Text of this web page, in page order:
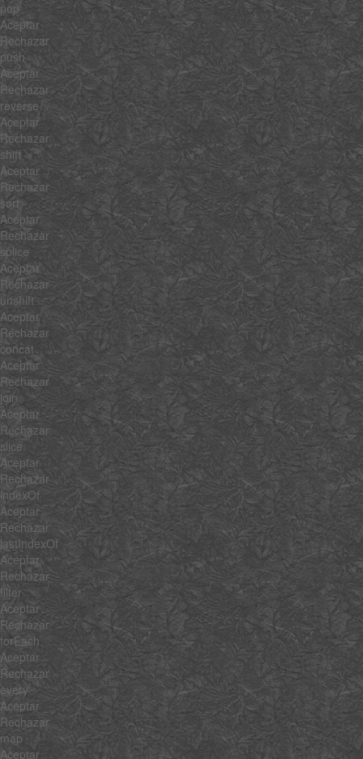
pop
Aceptar
Rechazar
push
Aceptar
Rechazar
reverse
Aceptar
Rechazar
shift
Aceptar
Rechazar
sort
Aceptar
Rechazar
splice
Aceptar
Rechazar
unshift
Aceptar
Rechazar
concat
Aceptar
Rechazar
join
Aceptar
Rechazar
slice
Aceptar
Rechazar
indexOf
Aceptar
Rechazar
lastIndexOf
Aceptar
Rechazar
filter
Aceptar
Rechazar
forEach
Aceptar
Rechazar
every
Aceptar
Rechazar
map
Aceptar